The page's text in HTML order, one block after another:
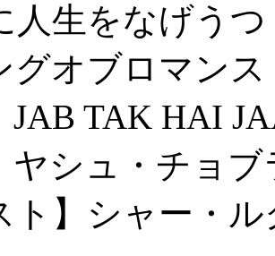
人生をなげう
グオブロマンス
JAB TAK HAI
ヤシュ・チョブ
ト】シャー・